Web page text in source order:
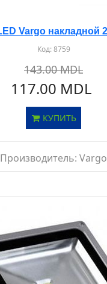
Код:8759
143.00 MDL
117.00 MDL
КУПИТЬ
Производитель: Vargo